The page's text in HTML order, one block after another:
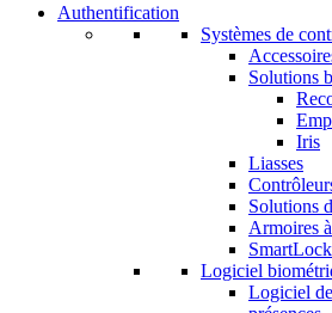
Authentification
Systèmes de
Solutions
Iris
Liasses
Solutions
Armoires
Logiciel
Logiciel